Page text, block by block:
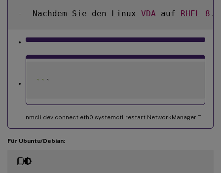
-
  Nachdem Sie den Linux
VDA auf RHEL 8 .
` `
nmcli dev connect eth0 systemctl restart NetworkManager ```
Für Ubuntu/Debian: